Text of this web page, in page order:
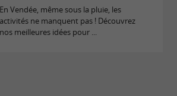
En Vendée, même sous la pluie, les
activités ne manquent pas ! Découvrez
nos meilleures idées pour ...